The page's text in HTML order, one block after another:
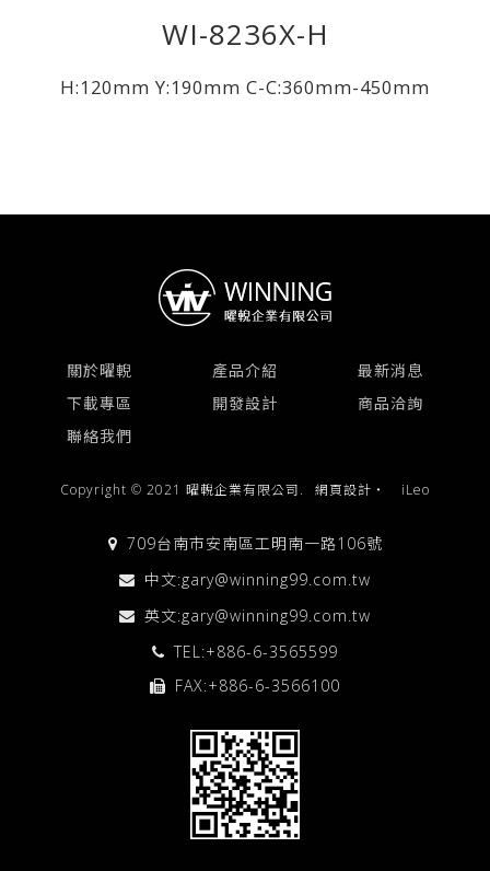
WI-8236X-H
H:120mm Y:190mm C-C:360mm-450mm
關於曜輗 產品介紹
最新消息
下載專區
開發設計
商品洽詢
聯絡我們
Copyright © 2021 曜輗企業有限公司. 網頁設計 ‧ iLeo
709台南市安南區工明南一路106號
中文:gary@winning99.com.tw
英文:gary@winning99.com.tw
TEL:+886-6-3565599
FAX:+886-6-3566100